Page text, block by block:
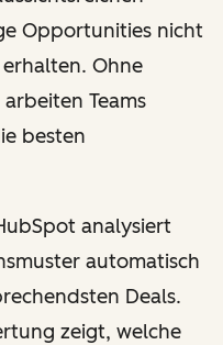
Opportunities nicht
Ohne
Teams
besten
analysiert
automatisch
Deals.
zeigt, welche